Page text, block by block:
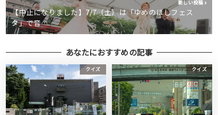
新しい投稿
【中止になりました】7/7（土）は「ゆめのほしフェス
タ」で音…
あなたにおすすめの記事
クイズ クイズ